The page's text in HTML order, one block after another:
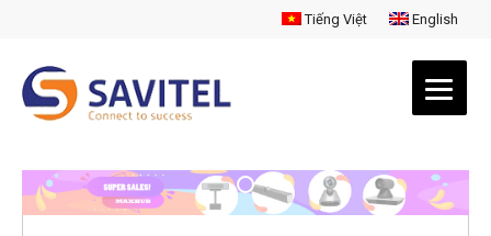
Tiếng Việt English